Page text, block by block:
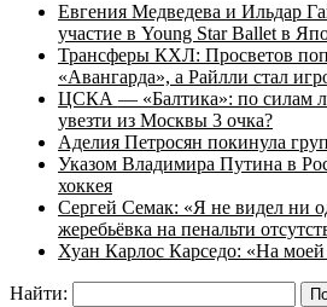
Евгения Медведева и Ильдар
участие в Young Star Ballet в
Трансферы КХЛ: Просветов
«Авангарда», а Райлли стал
ЦСКА — «Балтика»: по силам
увезти из Москвы 3 очка?
Аделия Петросян покинула
Указом Владимира Путина в
хоккея
Сергей Семак: «Я не видел ни
жеребьёвка на пенальти
Хуан Карлос Карседо: «На моей
Найти: